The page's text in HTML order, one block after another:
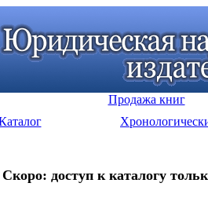
Продажа книг
Скоро: доступ к каталогу